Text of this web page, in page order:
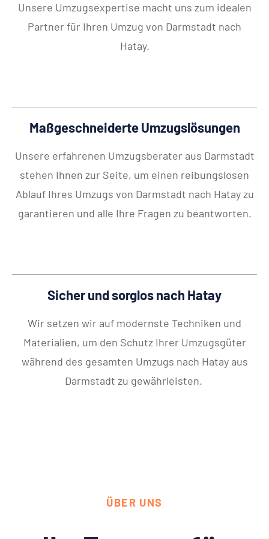
Unsere Umzugsexpertise macht uns zum idealen
Partner für Ihren Umzug von Darmstadt nach
Hatay.
Maßgeschneiderte Umzugslösungen
Unsere erfahrenen Umzugsberater aus Darmstadt
stehen Ihnen zur Seite, um einen reibungslosen
Ablauf Ihres Umzugs von Darmstadt nach Hatay zu
garantieren und alle Ihre Fragen zu beantworten.
Sicher und sorglos nach Hatay
Wir setzen wir auf modernste Techniken und
Materialien, um den Schutz Ihrer Umzugsgüter
während des gesamten Umzugs nach Hatay aus
Darmstadt zu gewährleisten.
ÜBER UNS